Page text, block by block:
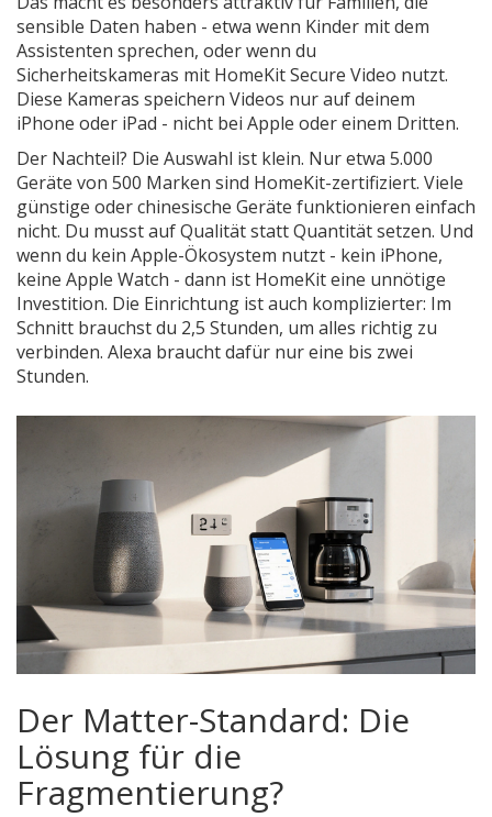
sensible Daten haben - etwa wenn Kinder mit dem
Assistenten sprechen, oder wenn du
Sicherheitskameras mit HomeKit Secure Video nutzt.
Diese Kameras speichern Videos nur auf deinem
iPhone oder iPad - nicht bei Apple oder einem Dritten.
Der Nachteil? Die Auswahl ist klein. Nur etwa 5.000
Geräte von 500 Marken sind HomeKit-zertifiziert. Viele
günstige oder chinesische Geräte funktionieren einfach
nicht. Du musst auf Qualität statt Quantität setzen. Und
wenn du kein Apple-Ökosystem nutzt - kein iPhone,
keine Apple Watch - dann ist HomeKit eine unnötige
Investition. Die Einrichtung ist auch komplizierter: Im
Schnitt brauchst du 2,5 Stunden, um alles richtig zu
verbinden. Alexa braucht dafür nur eine bis zwei
Stunden.
Der Matter-Standard: Die
Lösung für die
Fragmentierung?